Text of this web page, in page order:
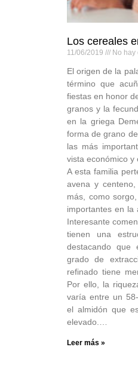
Los cereales
11/06/2019 No hay
El origen de la
término que
fiestas en honor
granos y la
en la griega
forma de grano
las más
vista económico y
A esta familia
avena y
más, como
importantes en la
Interesante
tienen una
destacando
grado de
refinado tiene
Por ello, la
varía entre un
el almidón que
elevado.…
Leer más »